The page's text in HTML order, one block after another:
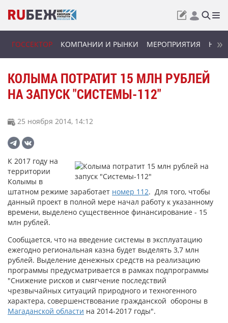
ГОССЕКТОР КОМПАНИИ И РЫНКИ МЕРОПРИЯТИЯ
КОЛЫМА ПОТРАТИТ 15 МЛН РУБЛЕЙ
НА ЗАПУСК "СИСТЕМЫ-112"
25 ноября 2014, 14:12
К 2017 году на
территории
Колымы в
штатном режиме заработает номер 112. Для того, чтобы
данный проект в полной мере начал работу к указанному
времени, выделено существенное финансирование - 15
млн рублей.
Сообщается, что на введение системы в эксплуатацию
ежегодно региональная казна будет выделять 3,7 млн
рублей. Выделение денежных средств на реализацию
программы предусматривается в рамках подпрограммы
"Снижение рисков и смягчение последствий
чрезвычайных ситуаций природного и техногенного
характера, совершенствование гражданской обороны в
Магаданской области на 2014-2017 годы".